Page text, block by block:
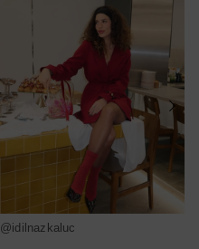
@idilnazkaluc